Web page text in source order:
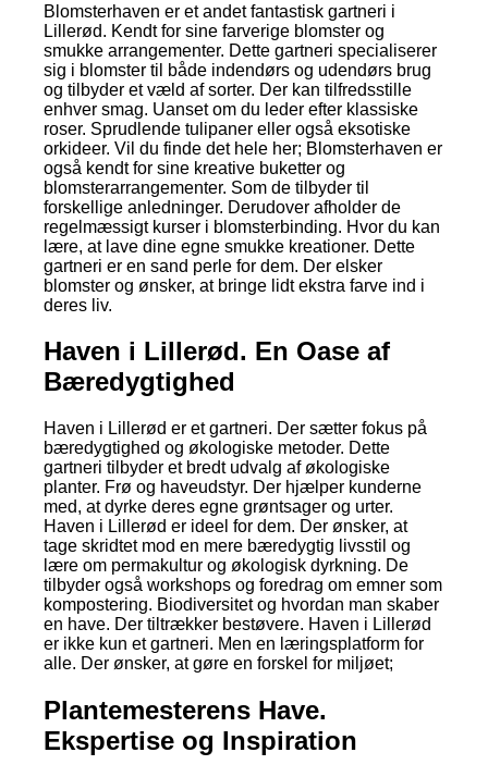
Blomsterhaven er et andet fantastisk gartneri i
Lillerød. Kendt for sine farverige blomster og
smukke arrangementer. Dette gartneri specialiserer
sig i blomster til både indendørs og udendørs brug
og tilbyder et væld af sorter. Der kan tilfredsstille
enhver smag. Uanset om du leder efter klassiske
roser. Sprudlende tulipaner eller også eksotiske
orkideer. Vil du finde det hele her; Blomsterhaven er
også kendt for sine kreative buketter og
blomsterarrangementer. Som de tilbyder til
forskellige anledninger. Derudover afholder de
regelmæssigt kurser i blomsterbinding. Hvor du kan
lære, at lave dine egne smukke kreationer. Dette
gartneri er en sand perle for dem. Der elsker
blomster og ønsker, at bringe lidt ekstra farve ind i
deres liv.
Haven i Lillerød. En Oase af
Bæredygtighed
Haven i Lillerød er et gartneri. Der sætter fokus på
bæredygtighed og økologiske metoder. Dette
gartneri tilbyder et bredt udvalg af økologiske
planter. Frø og haveudstyr. Der hjælper kunderne
med, at dyrke deres egne grøntsager og urter.
Haven i Lillerød er ideel for dem. Der ønsker, at
tage skridtet mod en mere bæredygtig livsstil og
lære om permakultur og økologisk dyrkning. De
tilbyder også workshops og foredrag om emner som
kompostering. Biodiversitet og hvordan man skaber
en have. Der tiltrækker bestøvere. Haven i Lillerød
er ikke kun et gartneri. Men en læringsplatform for
alle. Der ønsker, at gøre en forskel for miljøet;
Plantemesterens Have.
Ekspertise og Inspiration